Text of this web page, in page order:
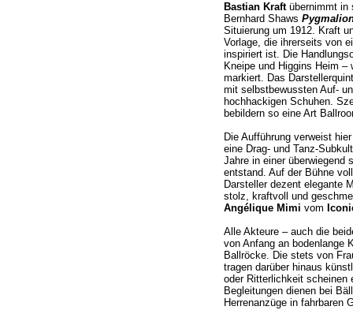
Bastian Kraftübernimmt in
Bernhard Shaws
Situierung um 1912. Kraft
Vorlage, die ihrerseits von
inspiriert ist. Die
Kneipe und Higgins Heim –
markiert. Das
mit selbstbewussten Auf-
hochhackigen Schuhen.
bebildern so eine Art
Die Aufführung verweist
eine Drag- und Tanz-
Jahre in einer überwiegend
entstand. Auf der Bühne
Darsteller dezent elegante
stolz, kraftvoll und
Angélique Mimi vom
Alle Akteure – auch die
von Anfang an bodenlange
Ballröcke. Die stets von
tragen darüber hinaus
oder Ritterlichkeit scheinen
Begleitungen dienen bei
Herrenanzüge in fahrbaren